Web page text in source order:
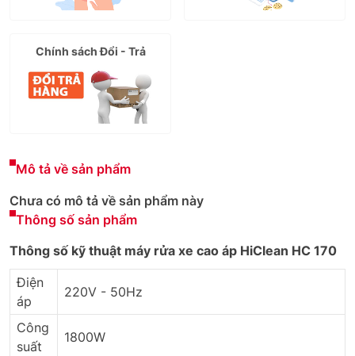
Chính sách Đổi - Trả
Mô tả về sản phẩm
Chưa có mô tả về sản phẩm này
Thông số sản phẩm
Thông số kỹ thuật máy rửa xe cao áp HiClean HC 170
Điện
áp
220V - 50Hz
Công
suất
1800W